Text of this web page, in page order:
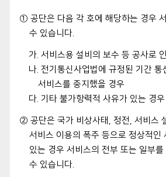
① 공단은 다음 각 호에 해당하는 경우
수 있습니다.
가. 서비스용 설비의 보수 등 공사로
나. 전기통신사업법에 규정된 기간 통
서비스를 중지했을 경우
다. 기타 불가항력적 사유가 있는 경우
② 공단은 국가 비상사태, 정전, 서비스
서비스 이용의 폭주 등으로 정상적인
있는 경우 서비스의 전부 또는 일부
수 있습니다.